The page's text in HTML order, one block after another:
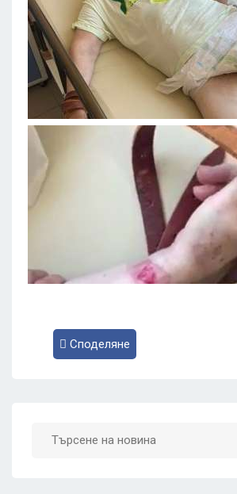
Споделяне